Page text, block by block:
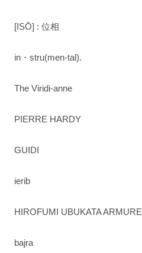
[ISŌ] : 位相
in・stru(men-tal).
The Viridi-anne
PIERRE HARDY
GUIDI
ierib
HIROFUMI UBUKATA ARMURE
bajra